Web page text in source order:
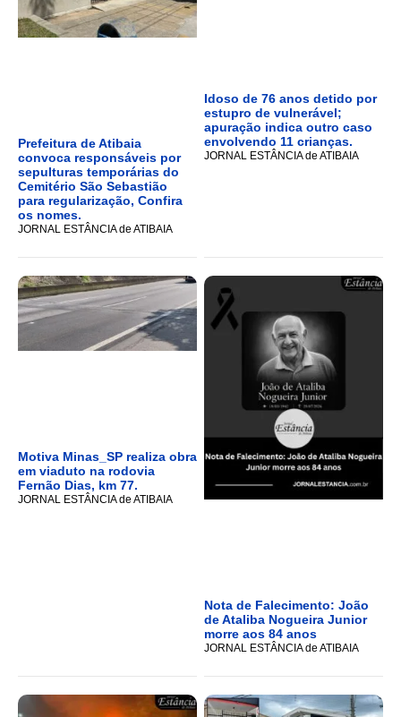
Prefeitura de Atibaia
convoca responsáveis por
sepulturas temporárias do
Cemitério São Sebastião
para regularização, Confira
os nomes.
JORNAL ESTÂNCIA de ATIBAIA
Idoso de 76 anos detido por
estupro de vulnerável;
apuração indica outro caso
envolvendo 11 crianças.
JORNAL ESTÂNCIA de ATIBAIA
Motiva Minas_SP realiza obra
em viaduto na rodovia
Fernão Dias, km 77.
JORNAL ESTÂNCIA de ATIBAIA
Nota de Falecimento: João
de Ataliba Nogueira Junior
morre aos 84 anos
JORNAL ESTÂNCIA de ATIBAIA